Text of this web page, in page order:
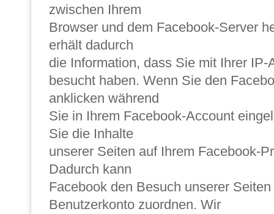
zwischen Ihrem
Browser und dem Facebook-Server
erhält dadurch
die Information, dass Sie mit Ihrer IP-
besucht haben. Wenn Sie den
anklicken während
Sie in Ihrem Facebook-Account
Sie die Inhalte
unserer Seiten auf Ihrem Facebook-
Dadurch kann
Facebook den Besuch unserer
Benutzerkonto zuordnen. Wir